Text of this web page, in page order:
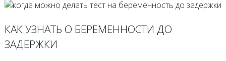
КАК УЗНАТЬ О БЕРЕМЕННОСТИ ДО
ЗАДЕРЖКИ